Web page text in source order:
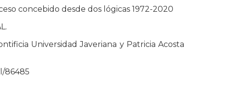
concebido desde dos lógicas 1972-2020
Universidad Javeriana y Patricia Acosta
86485